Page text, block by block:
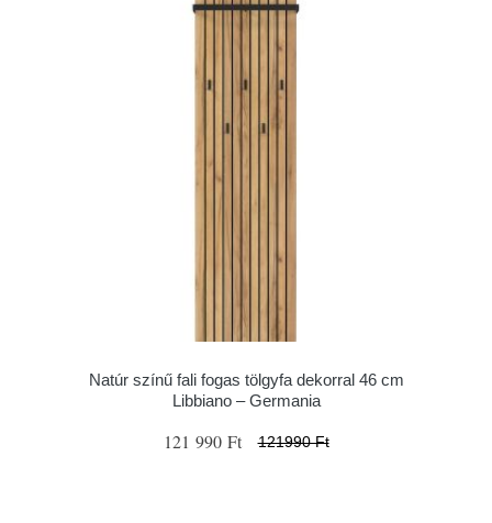
Natúr színű fali fogas tölgyfa dekorral 46 cm
Libbiano – Germania
121 990 Ft 121990 Ft